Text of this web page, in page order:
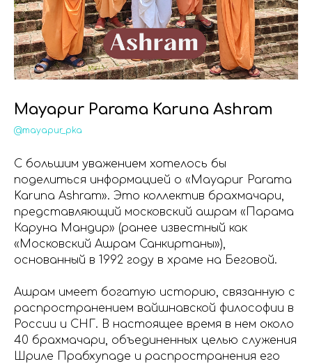
Mayapur Parama Karuna Ashram
@mayapur_pka
С большим уважением хотелось бы
поделиться информацией о «Mayapur Parama
Karuna Ashram». Это коллектив брахмачари,
представляющий московский ашрам «Парама
Каруна Мандир» (ранее известный как
«Московский Ашрам Санкиртаны»),
основанный в 1992 году в храме на Беговой.
Ашрам имеет богатую историю, связанную с
распространением вайшнавской философии в
России и СНГ. В настоящее время в нем около
40 брахмачари, объединенных целью служения
Шриле Прабхупаде и распространения его